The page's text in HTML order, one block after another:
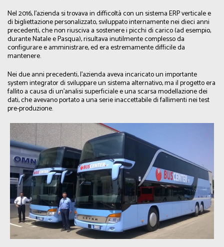
Nel 2016, l'azienda si trovava in difficoltà con un sistema ERP verticale e
di bigliettazione personalizzato, sviluppato internamente nei dieci anni
precedenti, che non riusciva a sostenere i picchi di carico (ad esempio,
durante Natale e Pasqua), risultava inutilmente complesso da
configurare e amministrare, ed era estremamente difficile da
mantenere.
Nei due anni precedenti, l'azienda aveva incaricato un importante
system integrator di sviluppare un sistema alternativo, ma il progetto era
fallito a causa di un'analisi superficiale e una scarsa modellazione dei
dati, che avevano portato a una serie inaccettabile di fallimenti nei test
pre-produzione.